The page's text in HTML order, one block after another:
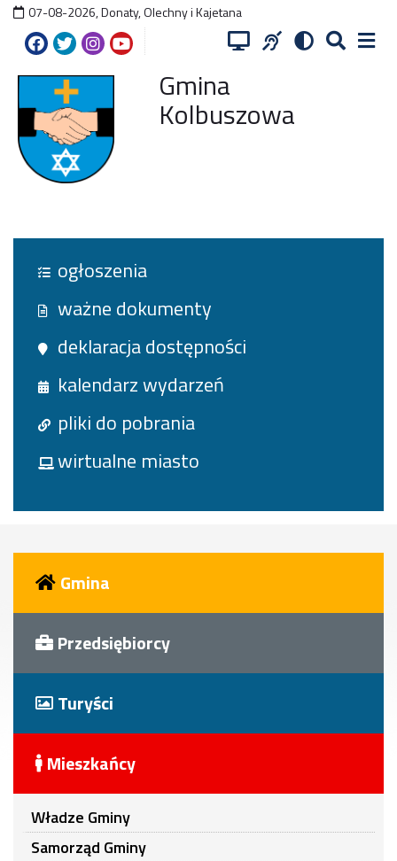
07-08-2026,Donaty, Olechny i Kajetana
Gmina
Kolbuszowa
ogłoszenia
ważne dokumenty
deklaracja dostępności
kalendarz wydarzeń
pliki do pobrania
wirtualne miasto
Gmina
Przedsiębiorcy
Turyści
Mieszkańcy
Władze Gminy
Samorząd Gminy